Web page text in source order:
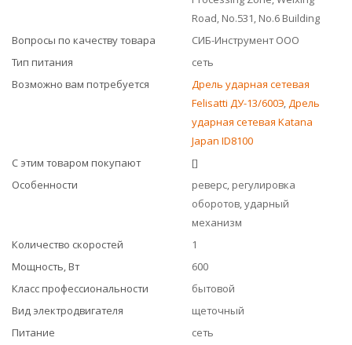
Road, No.531, No.6 Building
Вопросы по качеству товара
СИБ-Инструмент ООО
Тип питания
сеть
Возможно вам потребуется
Дрель ударная сетевая
Felisatti ДУ-13/600Э,Дрель
ударная сетевая Katana
Japan ID8100
С этим товаром покупают
[]
Особенности
реверс, регулировка
оборотов, ударный
механизм
Количество скоростей
1
Мощность, Вт
600
Класс профессиональности
бытовой
Вид электродвигателя
щеточный
Питание
сеть